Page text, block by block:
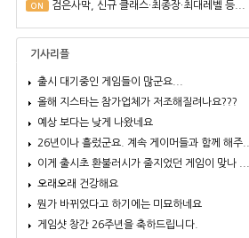
ON 검은사막, 신규 클래스·최종장·최대레벨 등...
기사리플
출시 대기중인 게임들이 많군요...
올해 지스타는 참가업체가 저조해질려나요???
예상 보다는 낮게 나왔네요
26년이나 흘렀군요. 계속 게이머들과 함께 해주...
이게 출시초 환불러시가 줄지었던 게임이 맞나 ...
오래오래 건강해요
뭔가 바뀌었다고 하기에는 미묘하네요
게임샷 창간 26주년을 축하드립니다.